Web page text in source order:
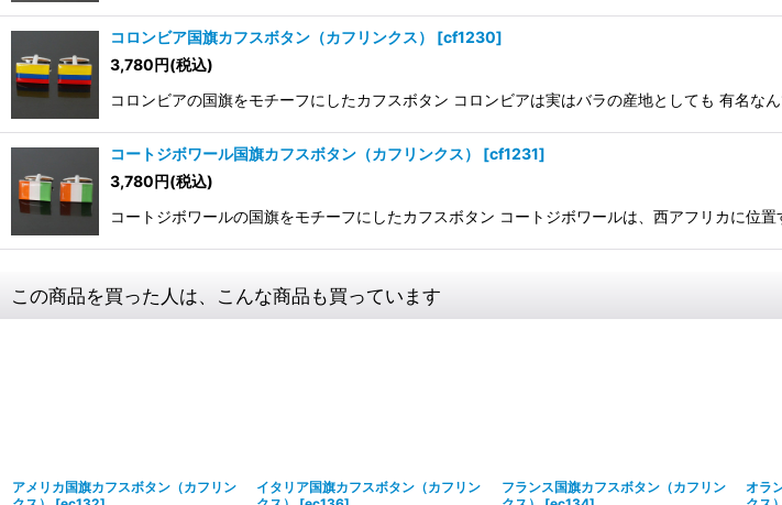
コロンビア国旗カフスボタン（カフリンクス） [cf1230]
3,780円(税込)
コロンビアの国旗をモチーフにしたカフスボタン コロンビアは実はバラの産地としても 有名な
コートジボワール国旗カフスボタン（カフリンクス） [cf1231]
3,780円(税込)
コートジボワールの国旗をモチーフにしたカフスボタン コートジボワールは、西アフリカに位置
この商品を買った人は、こんな商品も買っています
アメリカ国旗カフスボタン（カフリン
イタリア国旗カフスボタン（カフリン
フランス国旗カフスボタン（カフリン
オラ